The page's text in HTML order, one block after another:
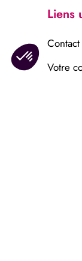
Liens
Contact
Votre